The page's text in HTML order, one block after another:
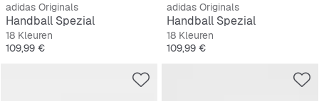
adidas Originals
Handball Spezial
18 Kleuren
Prijs
109,99 €
adidas Originals
Handball Spezial
18 Kleuren
Prijs
109,99 €